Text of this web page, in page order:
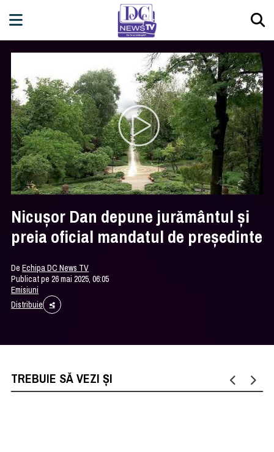
Nicuşor Dan depune jurământul şi
preia oficial mandatul de preşedinte
DeEchipa DC News TV
Publicat pe 26 mai 2025, 06:05
Emisiuni
Distribuie
TREBUIE SĂ VEZI ȘI